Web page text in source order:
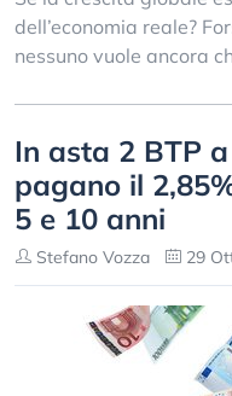
dell’economia reale?
nessuno vuole ancora
In asta 2 BTP
pagano il
5 e 10 anni
Stefano Vozza 29